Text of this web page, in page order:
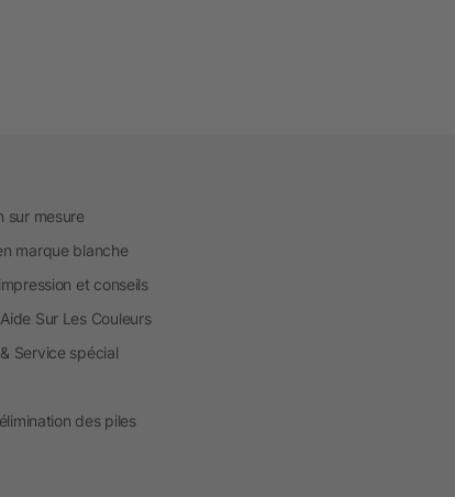
sur mesure
marque blanche
et conseils
Sur Les Couleurs
Service spécial
des piles